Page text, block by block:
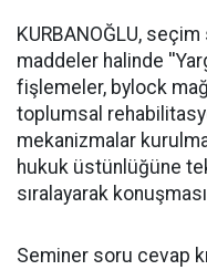
KURBANOĞLU,
maddeler halinde
fişlemeler, bylock
toplumsal
mekanizmalar
hukuk üstünlüğüne
sıralayarak
Seminer soru cevap